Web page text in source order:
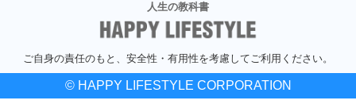
人生の教科書
ご自身の責任のもと、安全性・有用性を考慮してご利用ください。
© HAPPY LIFESTYLE CORPORATION